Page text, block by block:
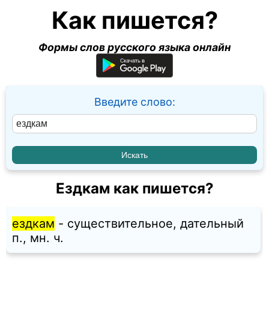
Как пишется?
Формы слов русского языка онлайн
Введите слово:
Ездкам как пишется?
ездкам - существительное, дательный
п., мн. ч.